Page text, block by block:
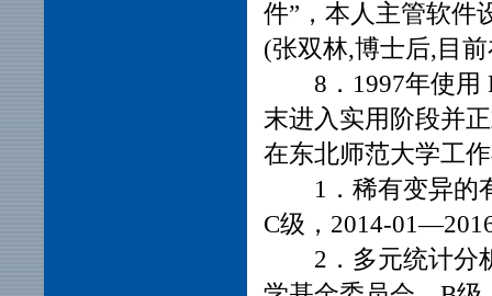
件”，本人主管软件
(张双林,博士后,目
8．1997年使用
末进入实用阶段并
在东北师范大学工
1．稀有变异的
C级，2014-
2．多元统计分